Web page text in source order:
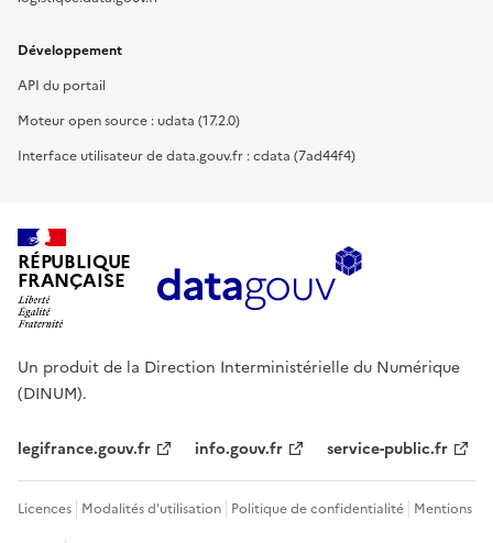
Développement
API du portail
Moteur open source : udata (17.2.0)
Interface utilisateur de data.gouv.fr : cdata (7ad44f4)
RÉPUBLIQUE
FRANÇAISE
Un produit de la Direction Interministérielle du Numérique
(DINUM).
legifrance.gouv.fr info.gouv.fr service-public.fr
Licences Modalités d'utilisation Politique de confidentialité Mentions